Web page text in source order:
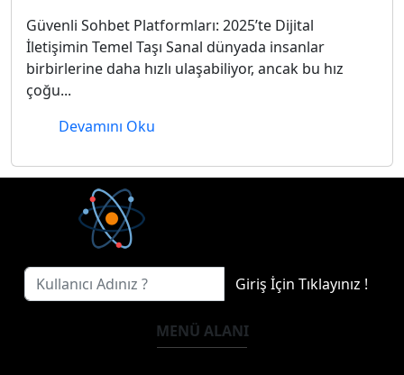
Güvenli Sohbet Platformları: 2025’te Dijital
İletişimin Temel Taşı Sanal dünyada insanlar
birbirlerine daha hızlı ulaşabiliyor, ancak bu hız
çoğu...
Devamını Oku
Giriş İçin Tıklayınız !
MENÜ ALANI